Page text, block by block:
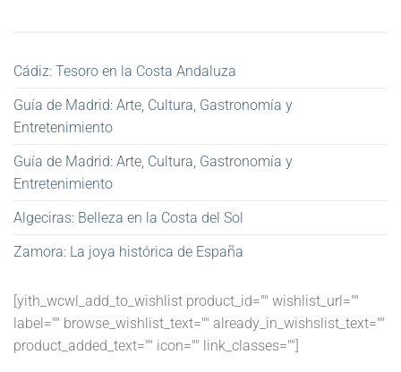
Cádiz: Tesoro en la Costa Andaluza
Guía de Madrid: Arte, Cultura, Gastronomía y
Entretenimiento
Guía de Madrid: Arte, Cultura, Gastronomía y
Entretenimiento
Algeciras: Belleza en la Costa del Sol
Zamora: La joya histórica de España
[yith_wcwl_add_to_wishlist product_id="" wishlist_url=""
label="" browse_wishlist_text="" already_in_wishslist_text=""
product_added_text="" icon="" link_classes=""]